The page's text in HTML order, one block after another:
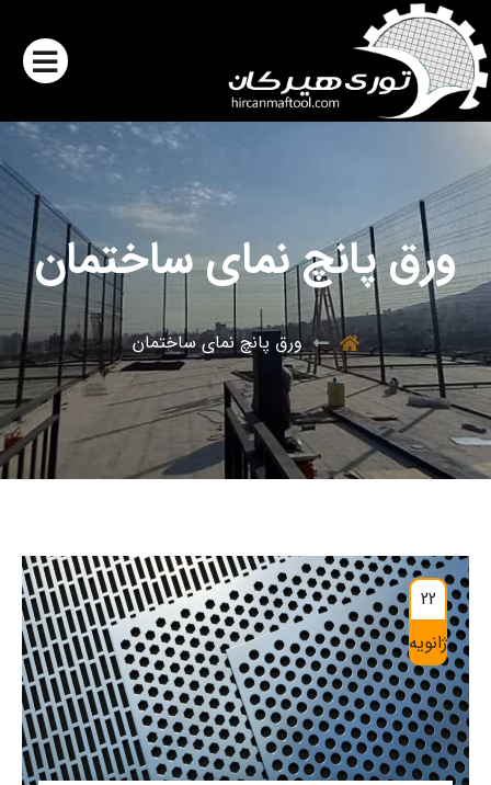
ورق پانچ نمای ساختمان
ورق پانچ نمای ساختمان
22
ژانویه